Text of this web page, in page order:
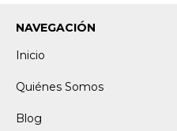
NAVEGACIÓN
Inicio
Quiénes Somos
Blog